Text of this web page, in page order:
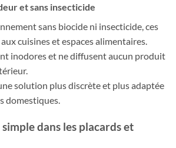
et sans insecticide
sans biocide ni insecticide, ces
cuisines et espaces alimentaires.
inodores et ne diffusent aucun produit
solution plus discrète et plus adaptée
domestiques.
dans les placards et